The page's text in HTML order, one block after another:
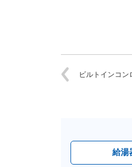
ビルトインコ
給湯